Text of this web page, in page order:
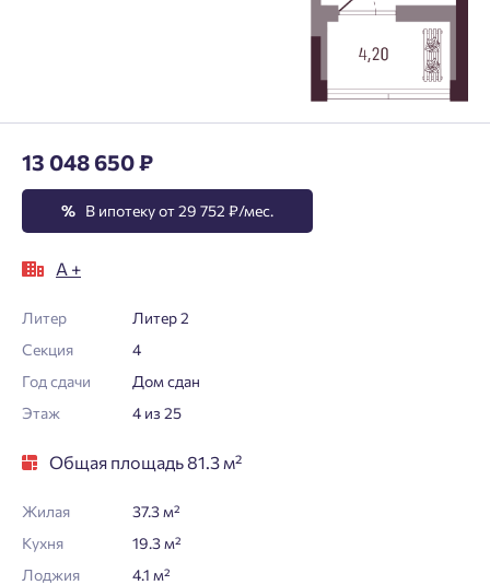
13 048 650 ₽
% В ипотеку от 29 752 ₽/мес.
А +
Литер
Литер 2
Секция
4
Год сдачи
Дом сдан
Этаж
4 из 25
Общая площадь 81.3 м²
Жилая
37.3 м²
Кухня
19.3 м²
Лоджия
4.1 м²